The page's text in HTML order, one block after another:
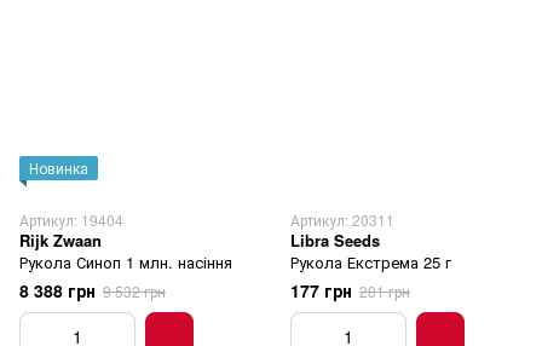
Новинка
Артикул: 19404
Rijk Zwaan
Рукола Синоп 1 млн. насіння
8 388 грн 9 532 грн
Артикул: 20311
Libra Seeds
Рукола Екстрема 25 г
177 грн 201 грн